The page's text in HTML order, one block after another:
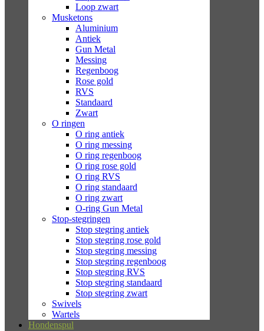
Loop zwart
Musketons
Aluminium
Antiek
Gun Metal
Messing
Regenboog
Rose gold
RVS
Standaard
Zwart
O ringen
O ring antiek
O ring messing
O ring regenboog
O ring rose gold
O ring RVS
O ring standaard
O ring zwart
O-ring Gun Metal
Stop-stegringen
Stop stegring antiek
Stop stegring rose gold
Stop stegring messing
Stop stegring regenboog
Stop stegring RVS
Stop stegring standaard
Stop stegring zwart
Swivels
Wartels
Hondenspul